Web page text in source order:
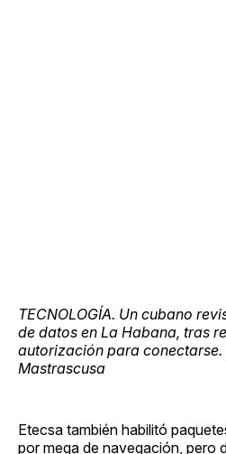
TECNOLOGÍA. Un cubano
de datos en La Habana, tras
autorización para conectarse.
Mastrascusa
Etecsa también habilitó
por mega de navegación, pero